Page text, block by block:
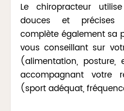
Le chiropracteur
douces et précises
complète également sa
vous conseillant sur
(alimentation, posture,
accompagnant votre
(sport adéquat,